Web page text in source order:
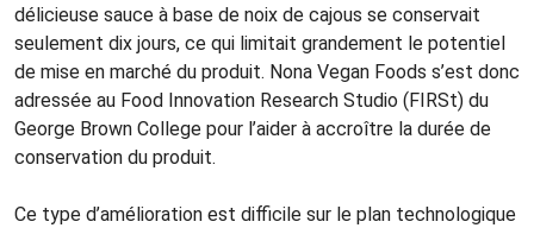
délicieuse sauce à base de noix de cajous se conservait
seulement dix jours, ce qui limitait grandement le potentiel
de mise en marché du produit. Nona Vegan Foods s’est donc
adressée au Food Innovation Research Studio (FIRSt) du
George Brown College pour l’aider à accroître la durée de
conservation du produit.
Ce type d’amélioration est difficile sur le plan technologique